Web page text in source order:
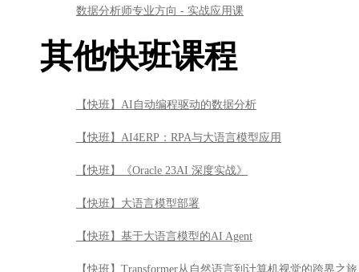
数据分析师专业方向 - 实战应用课
其他快班课程
【快班】AI自动编程驱动的数据分析
【快班】AI4ERP：RPA与大语言模型应用
【快班】《Oracle 23AI 深度实战》
【快班】大语言模型部署
【快班】基于大语言模型的AI Agent
【快班】Transformer从自然语言到计算机视觉的跨界之旅